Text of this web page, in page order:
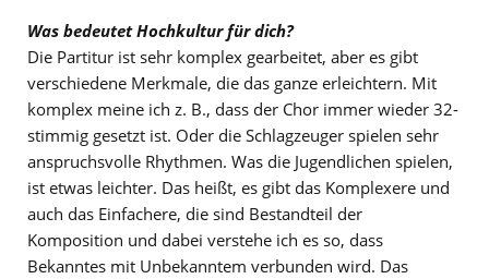
Was bedeutet Hochkultur für dich?
Die Partitur ist sehr komplex gearbeitet, aber es gibt
verschiedene Merkmale, die das ganze erleichtern. Mit
komplex meine ich z. B., dass der Chor immer wieder 32-
stimmig gesetzt ist. Oder die Schlagzeuger spielen sehr
anspruchsvolle Rhythmen. Was die Jugendlichen spielen,
ist etwas leichter. Das heißt, es gibt das Komplexere und
auch das Einfachere, die sind Bestandteil der
Komposition und dabei verstehe ich es so, dass
Bekanntes mit Unbekanntem verbunden wird. Das